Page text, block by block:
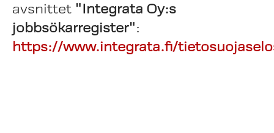
avsnittet "Integrata Oy:s
jobbsökarregister":
https://www.integrata.fi/